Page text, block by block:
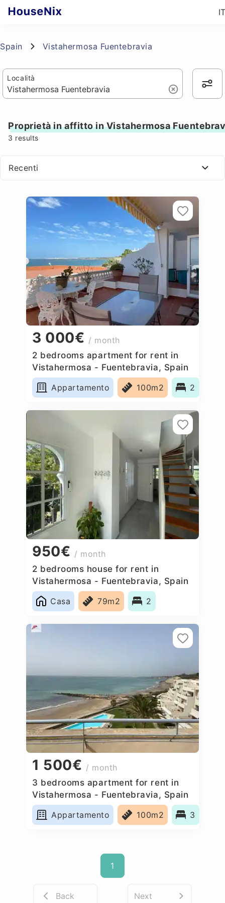
IT
Spain Vistahermosa Fuentebravia
Località
Proprietà in affitto in Vistahermosa
3 results
Recenti
3 000€ / month
2 bedrooms apartment for rent in
Vistahermosa - Fuentebravia, Spain
Appartamento
100m2 2
950€ / month
2 bedrooms house for rent in
Vistahermosa - Fuentebravia, Spain
Casa
79m2 2
1 500€ / month
3 bedrooms apartment for rent in
Vistahermosa - Fuentebravia, Spain
Appartamento
100m2 3
1
Back Next